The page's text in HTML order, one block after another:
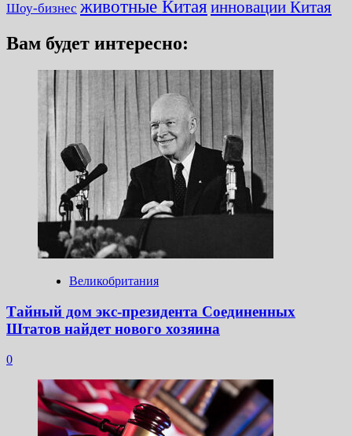
Шоу-бизнес животные Китая инновации Китая
Вам будет интересно:
Великобритания
Тайный дом экс-президента Соединенных
Штатов найдет нового хозяина
0